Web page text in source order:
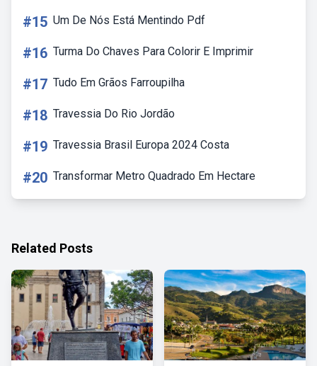
#15 Um De Nós Está Mentindo Pdf
#16 Turma Do Chaves Para Colorir E Imprimir
#17 Tudo Em Grãos Farroupilha
#18 Travessia Do Rio Jordão
#19 Travessia Brasil Europa 2024 Costa
#20 Transformar Metro Quadrado Em Hectare
Related Posts